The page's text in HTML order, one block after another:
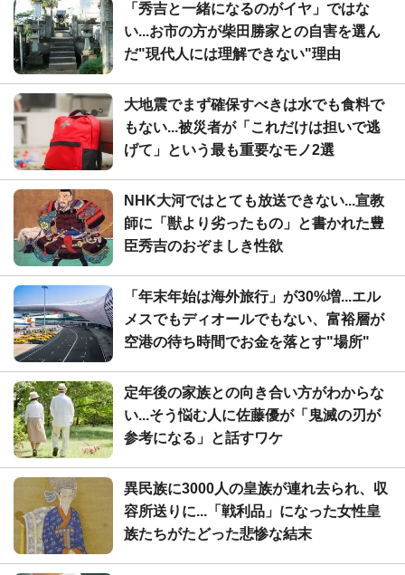
「秀吉と一緒になるのがイヤ」ではな
い...お市の方が柴田勝家との自害を選ん
だ"現代人には理解できない"理由
大地震でまず確保すべきは水でも食料で
もない...被災者が「これだけは担いで逃
げて」という最も重要なモノ2選
NHK大河ではとても放送できない...宣教
師に「獣より劣ったもの」と書かれた豊
臣秀吉のおぞましき性欲
「年末年始は海外旅行」が30%増...エル
メスでもディオールでもない、富裕層が
空港の待ち時間でお金を落とす"場所"
定年後の家族との向き合い方がわからな
い...そう悩む人に佐藤優が「鬼滅の刃が
参考になる」と話すワケ
異民族に3000人の皇族が連れ去られ、収
容所送りに...「戦利品」になった女性皇
族たちがたどった悲惨な結末